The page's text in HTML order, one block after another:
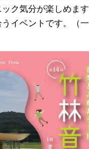
ク気分が楽しめま
イベントです。（一